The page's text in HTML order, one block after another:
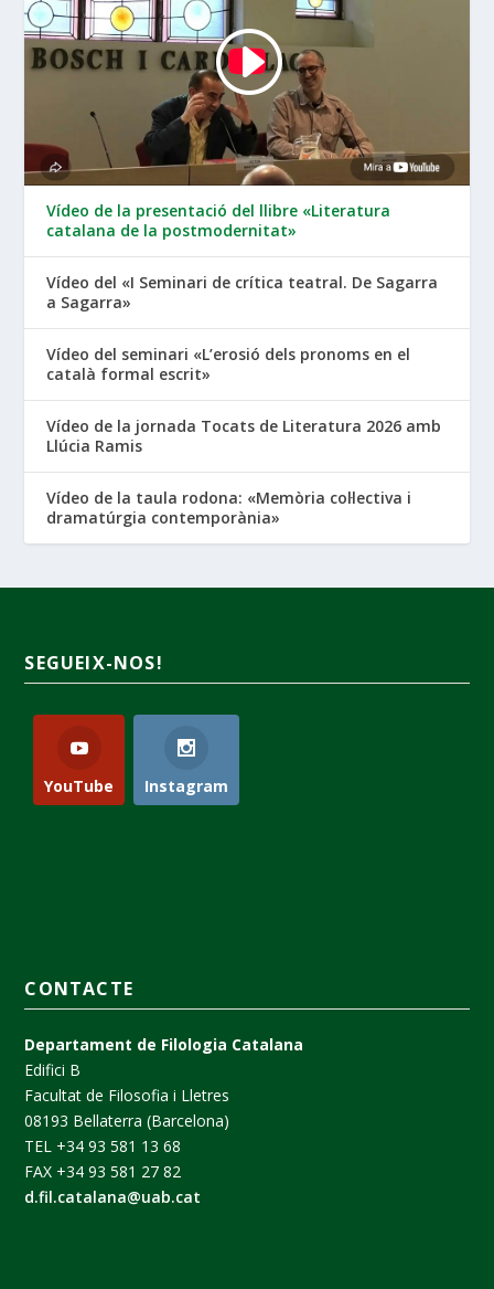
Vídeo de la presentació del llibre «Literatura
catalana de la postmodernitat»
Vídeo del «I Seminari de crítica teatral. De Sagarra
a Sagarra»
Vídeo del seminari «L’erosió dels pronoms en el
català formal escrit»
Vídeo de la jornada Tocats de Literatura 2026 amb
Llúcia Ramis
Vídeo de la taula rodona: «Memòria col·lectiva i
dramatúrgia contemporània»
SEGUEIX-NOS!
YouTube Instagram
CONTACTE
Departament de Filologia Catalana
Edifici B
Facultat de Filosofia i Lletres
08193 Bellaterra (Barcelona)
TEL +34 93 581 13 68
FAX +34 93 581 27 82
d.fil.catalana@uab.cat